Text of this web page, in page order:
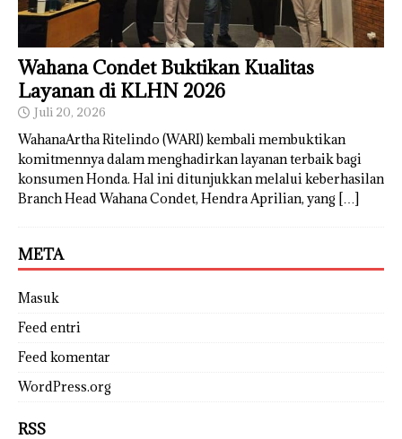
Wahana Condet Buktikan Kualitas
Layanan di KLHN 2026
Juli 20, 2026
WahanaArtha Ritelindo (WARI) kembali membuktikan
komitmennya dalam menghadirkan layanan terbaik bagi
konsumen Honda. Hal ini ditunjukkan melalui keberhasilan
Branch Head Wahana Condet, Hendra Aprilian, yang […]
META
Masuk
Feed entri
Feed komentar
WordPress.org
RSS